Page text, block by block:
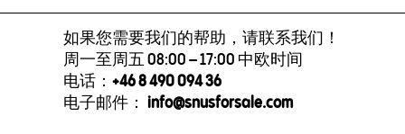
如果您需要我们的帮助，请联系我们！
周一至周五 08:00 – 17:00 中欧时间
电话： +46 8 490 094 36
电子邮件： info@snusforsale.com